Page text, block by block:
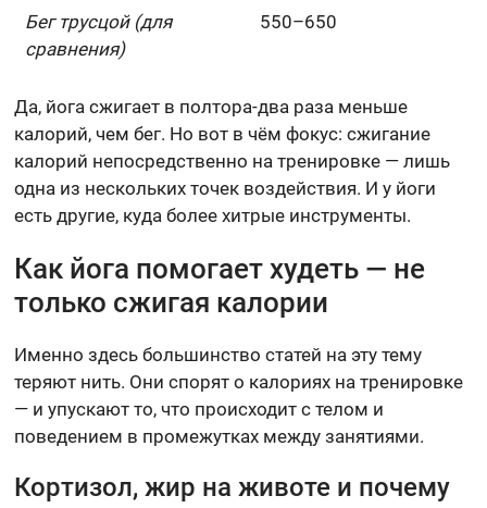
Бег трусцой (для
сравнения)
550–650
Да, йога сжигает в полтора-два раза меньше
калорий, чем бег. Но вот в чём фокус: сжигание
калорий непосредственно на тренировке — лишь
одна из нескольких точек воздействия. И у йоги
есть другие, куда более хитрые инструменты.
Как йога помогает худеть — не
только сжигая калории
Именно здесь большинство статей на эту тему
теряют нить. Они спорят о калориях на тренировке
— и упускают то, что происходит с телом и
поведением в промежутках между занятиями.
Кортизол, жир на животе и почему